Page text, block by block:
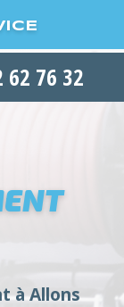
62 76 32
à Allons